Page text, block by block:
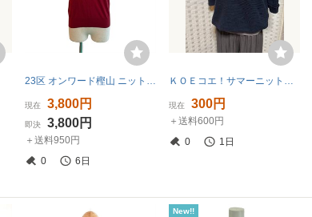
現在 3,800円
即決 3,800円
＋送料950円
0
6日
現在 300円
＋送料600円
0
1日
New!!